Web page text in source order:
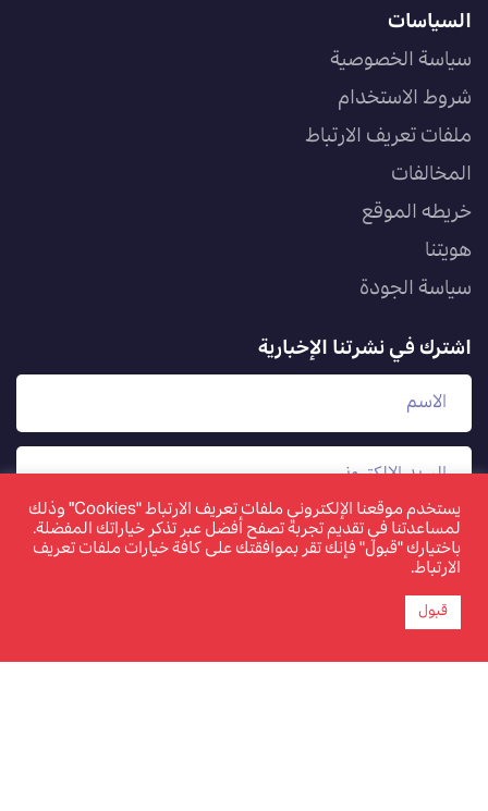
السياسات
سياسة الخصوصية
شروط الاستخدام
ملفات تعريف الارتباط
المخالفات
خريطه الموقع
هويتنا
سياسة الجودة
اشترك في نشرتنا الإخبارية
يستخدم موقعنا الإلكتروني ملفات تعريف الارتباط "Cookies" وذلك
لمساعدتنا في تقديم تجربة تصفح أفضل عبر تذكر خياراتك المفضلة.
باختيارك "قبول" فإنك تقر بموافقتك على كافة خيارات ملفات تعريف
الارتباط.
قبول